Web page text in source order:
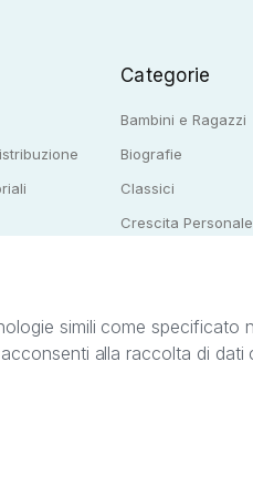
Categorie
Bambini e Ragazzi
Biografie
Classici
Crescita Personale
e P.IVA 05338720963. StreetLib
simili come specificato
alla raccolta di